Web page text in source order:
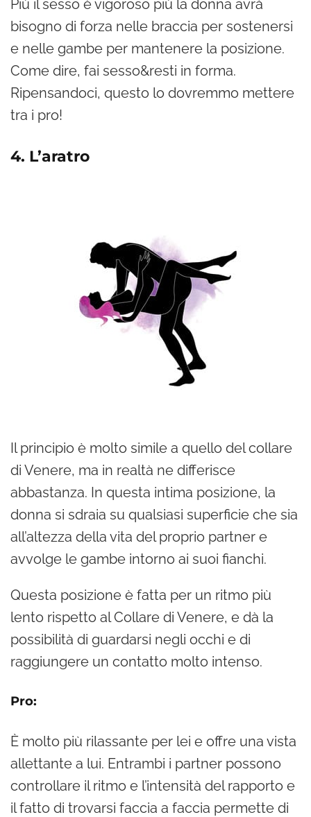
Più il sesso è vigoroso più la donna avrà
bisogno di forza nelle braccia per sostenersi
e nelle gambe per mantenere la posizione.
Come dire, fai sesso&resti in forma.
Ripensandoci, questo lo dovremmo mettere
tra i pro!
4. L’aratro
Il principio è molto simile a quello del collare
di Venere, ma in realtà ne differisce
abbastanza. In questa intima posizione, la
donna si sdraia su qualsiasi superficie che sia
all’altezza della vita del proprio partner e
avvolge le gambe intorno ai suoi fianchi.
Questa posizione è fatta per un ritmo più
lento rispetto al Collare di Venere, e dà la
possibilità di guardarsi negli occhi e di
raggiungere un contatto molto intenso.
Pro:
È molto più rilassante per lei e offre una vista
allettante a lui. Entrambi i partner possono
controllare il ritmo e l’intensità del rapporto e
il fatto di trovarsi faccia a faccia permette di